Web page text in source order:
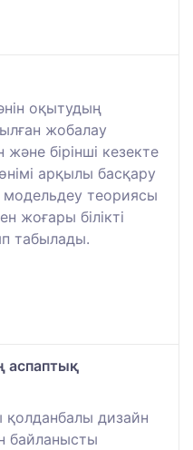
оқытудың
жобалау
бірінші кезекте
арқылы басқару
модельдеу теориясы
жоғары білікті
табылады.
аспаптық
дизайн
байланысты